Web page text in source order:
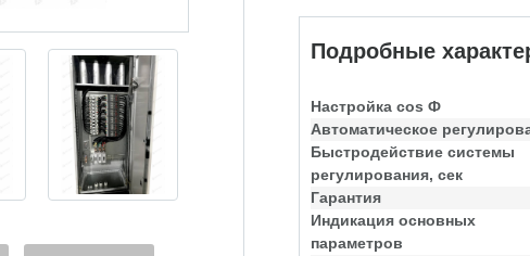
Подробные
Настройка cos Ф
Автоматическое
Быстродействие системы
регулирования, сек
Гарантия
Индикация основных
параметров